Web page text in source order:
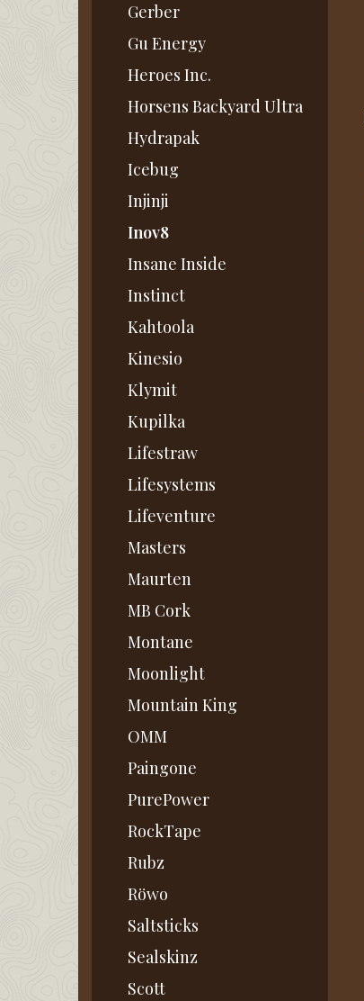
Gerber
Gu Energy
Heroes Inc.
Horsens Backyard Ultra
Hydrapak
Icebug
Injinji
Inov8
Insane Inside
Instinct
Kahtoola
Kinesio
Klymit
Kupilka
Lifestraw
Lifesystems
Lifeventure
Masters
Maurten
MB Cork
Montane
Moonlight
Mountain King
OMM
Paingone
PurePower
RockTape
Rubz
Röwo
Saltsticks
Sealskinz
Scott